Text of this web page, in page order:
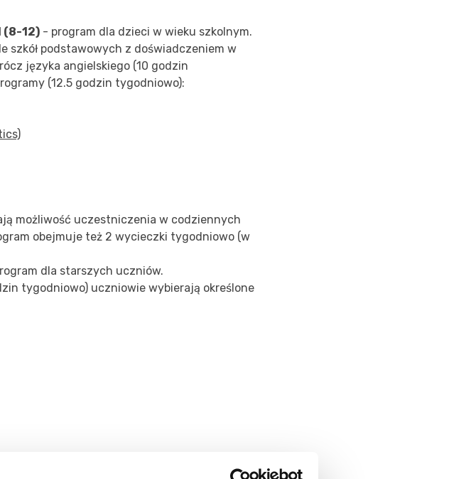
(8-12) - program dla dzieci w wieku szkolnym.
szkół podstawowych z doświadczeniem w
języka angielskiego (10 godzin
(12.5 godzin tygodniowo):
możliwość uczestniczenia w codziennych
obejmuje też 2 wycieczki tygodniowo (w
dla starszych uczniów.
tygodniowo) uczniowie wybierają określone